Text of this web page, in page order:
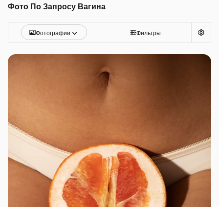
Фото По Запросу Вагина
Фотографии Фильтры